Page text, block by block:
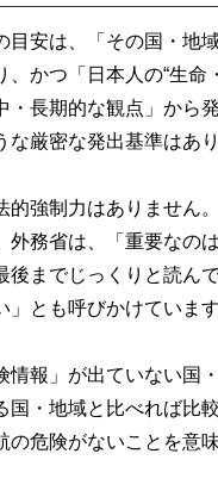
安は、「その国・地
、かつ「日本人の“生
・長期的な観点」から
な厳密な発出基準はあり
強制力はありません
外務省は、「重要なの
後までじっくりと読ん
」とも呼びかけています
報」が出ていない国
国・地域と比べれば比
の危険がないことを意